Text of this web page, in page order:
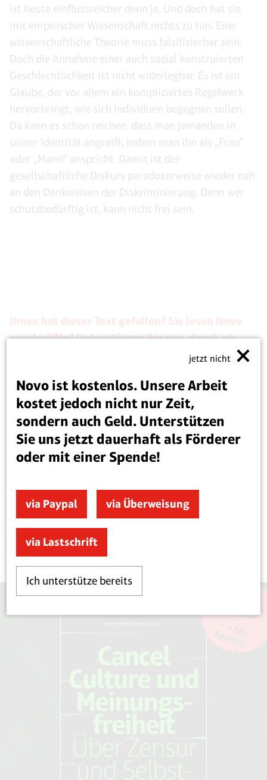
ist heute einflussreicher denn je. Und doch hat sie
mit empirischer Wissenschaft nichts zu tun. Eine
wissenschaftliche Theorie muss falsifizierbar sein.
Doch die Annahme einer auch sozial konstruierten
Geschlechtlichkeit ist nicht widerlegbar. Es ist ein
Glaube, der vor allem ein kompliziertes Regelwerk
hervorbringt, wie sich Individuen begegnen sollen.
Da kann es schon reichen, dass man jemanden in
seiner Identität angreift, indem man ihn als „Frau“
oder „Mann“ anspricht. Damit ist der
gesellschaftliche Diskurs paradoxerweise wieder nah
an den Denkweisen der Diskriminierung. Denn wer
schutzbedürftig ist, kann nicht frei sein.
regelmäßig? Unterstützen Sie uns, damit wir
unser Inhaltsangebot weiter ausbauen können.
via Paypal via Überweisung
Artikel teilen
jetzt nicht
Novo ist kostenlos. Unsere Arbeit
kostet jedoch nicht nur Zeit,
sondern auch Geld. Unterstützen
Sie uns jetzt dauerhaft als Förderer
oder mit einer Spende!
via Paypal via Überweisung
via Lastschrift
Ich unterstütze bereits